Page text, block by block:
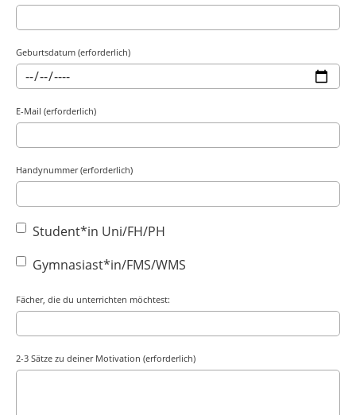
Geburtsdatum (erforderlich)
E-Mail (erforderlich)
Handynummer (erforderlich)
Student*in Uni/FH/PH
Gymnasiast*in/FMS/WMS
Fächer, die du unterrichten möchtest:
2-3 Sätze zu deiner Motivation (erforderlich)